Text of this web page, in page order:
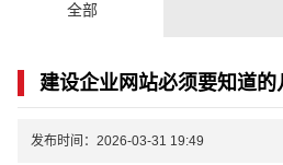
全部
建设企业网站必须要知道的
发布时间：2026-03-31 19:49